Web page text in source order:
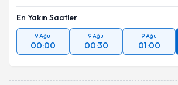
En Yakın Saatler
9 Ağu
00:00
9 Ağu
00:30
9 Ağu
01:00